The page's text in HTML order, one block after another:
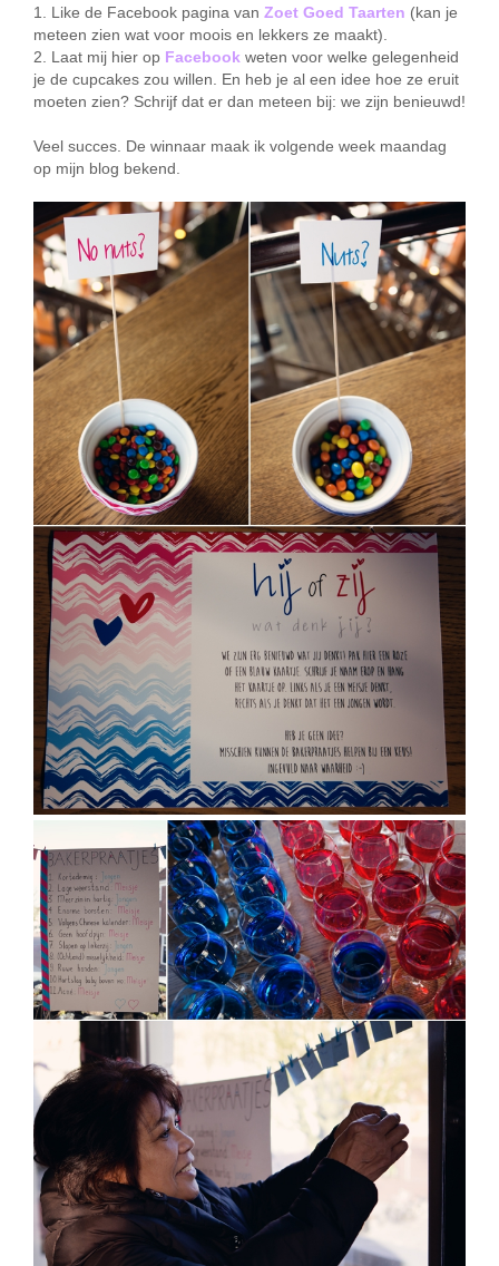
1. Like de Facebook pagina van Zoet Goed Taarten (kan je
meteen zien wat voor moois en lekkers ze maakt).
2. Laat mij hier op Facebook weten voor welke gelegenheid
je de cupcakes zou willen. En heb je al een idee hoe ze eruit
moeten zien? Schrijf dat er dan meteen bij: we zijn benieuwd!
Veel succes. De winnaar maak ik volgende week maandag
op mijn blog bekend.